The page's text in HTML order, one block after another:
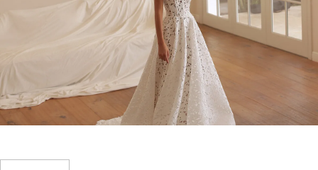
INFORMATION MY LIST
CONTACT